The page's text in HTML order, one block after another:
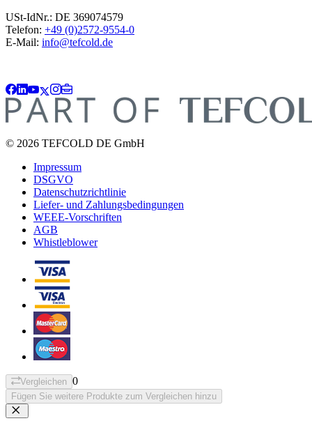
USt-IdNr.: DE 369074579
Telefon: +49 (0)2572-9554-0
E-Mail: info@tefcold.de
© 2026 TEFCOLD DE GmbH
Impressum
DSGVO
Datenschutzrichtlinie
Liefer- und Zahlungsbedingungen
WEEE-Vorschriften
AGB
Whistleblower
Vergleichen 0
Fügen Sie weitere Produkte zum Vergleichen hinzu